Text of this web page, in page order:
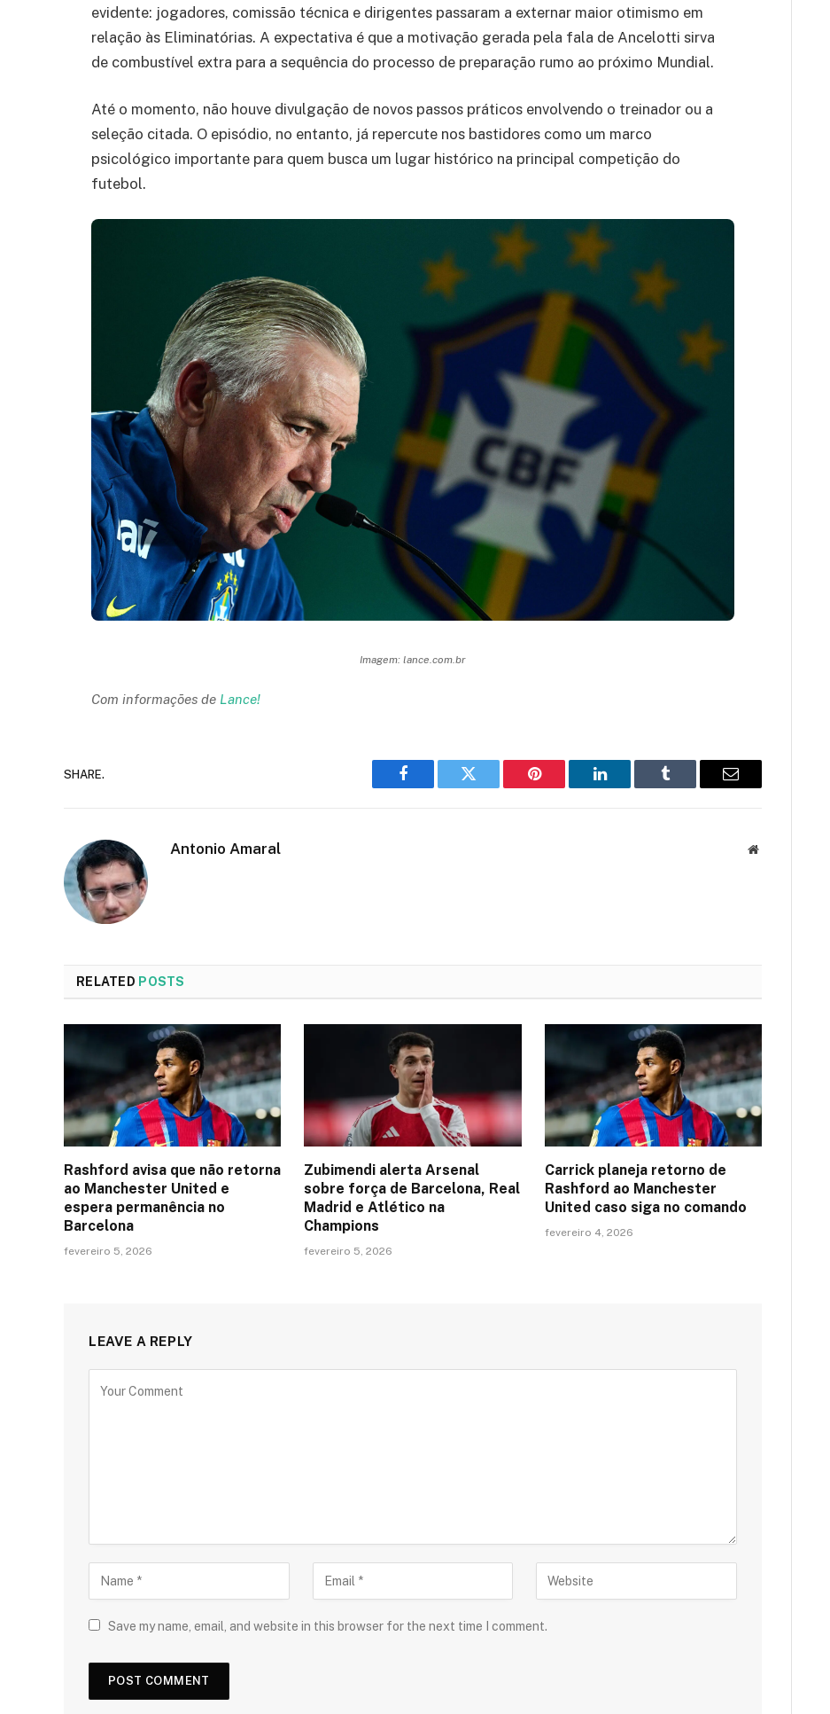
evidente: jogadores, comissão técnica e dirigentes passaram a externar maior otimismo em
relação às Eliminatórias. A expectativa é que a motivação gerada pela fala de Ancelotti sirva
de combustível extra para a sequência do processo de preparação rumo ao próximo Mundial.
Até o momento, não houve divulgação de novos passos práticos envolvendo o treinador ou a
seleção citada. O episódio, no entanto, já repercute nos bastidores como um marco
psicológico importante para quem busca um lugar histórico na principal competição do
futebol.
Imagem: lance.com.br
Com informações de Lance!
SHARE.
Facebook Twitter Pinterest LinkedIn Tumblr Email
Antonio Amaral Website
RELATED POSTS
Rashford avisa que não retorna
ao Manchester United e
espera permanência no
Barcelona
fevereiro 5, 2026
Zubimendi alerta Arsenal
sobre força de Barcelona, Real
Madrid e Atlético na
Champions
fevereiro 5, 2026
Carrick planeja retorno de
Rashford ao Manchester
United caso siga no comando
fevereiro 4, 2026
LEAVE A REPLY
Save my name, email, and website in this browser for the next time I comment.